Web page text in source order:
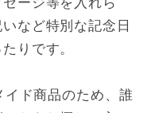
など特別な記念日
りです。
イド商品のため、誰